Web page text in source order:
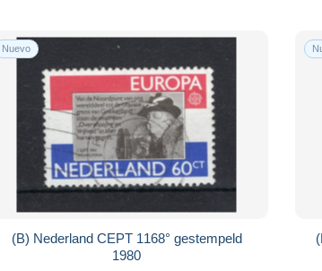
Nuevo
(B) Nederland CEPT 1168° gestempeld
1980